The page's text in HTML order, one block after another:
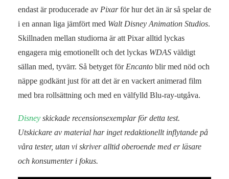
endast är producerade av Pixarför hur det än är så spelar de
i en annan liga jämfört med Walt Disney Animation Studios.
Skillnaden mellan studiorna är att Pixar alltid lyckas
engagera mig emotionellt och det lyckas WDAS väldigt
sällan med, tyvärr. Så betyget för Encanto blir med nöd och
näppe godkänt just för att det är en vackert animerad film
med bra rollsättning och med en välfylld Blu-ray-utgåva.
Disney skickade recensionsexemplar för detta test.
Utskickare av material har inget redaktionellt inflytande på
våra tester, utan vi skriver alltid oberoende med er läsare
och konsumenter i fokus.